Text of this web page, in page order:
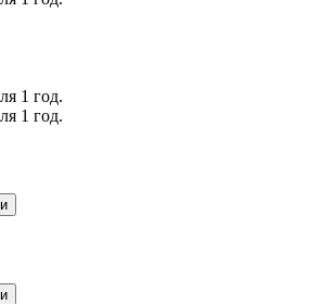
1 год.
1 год.